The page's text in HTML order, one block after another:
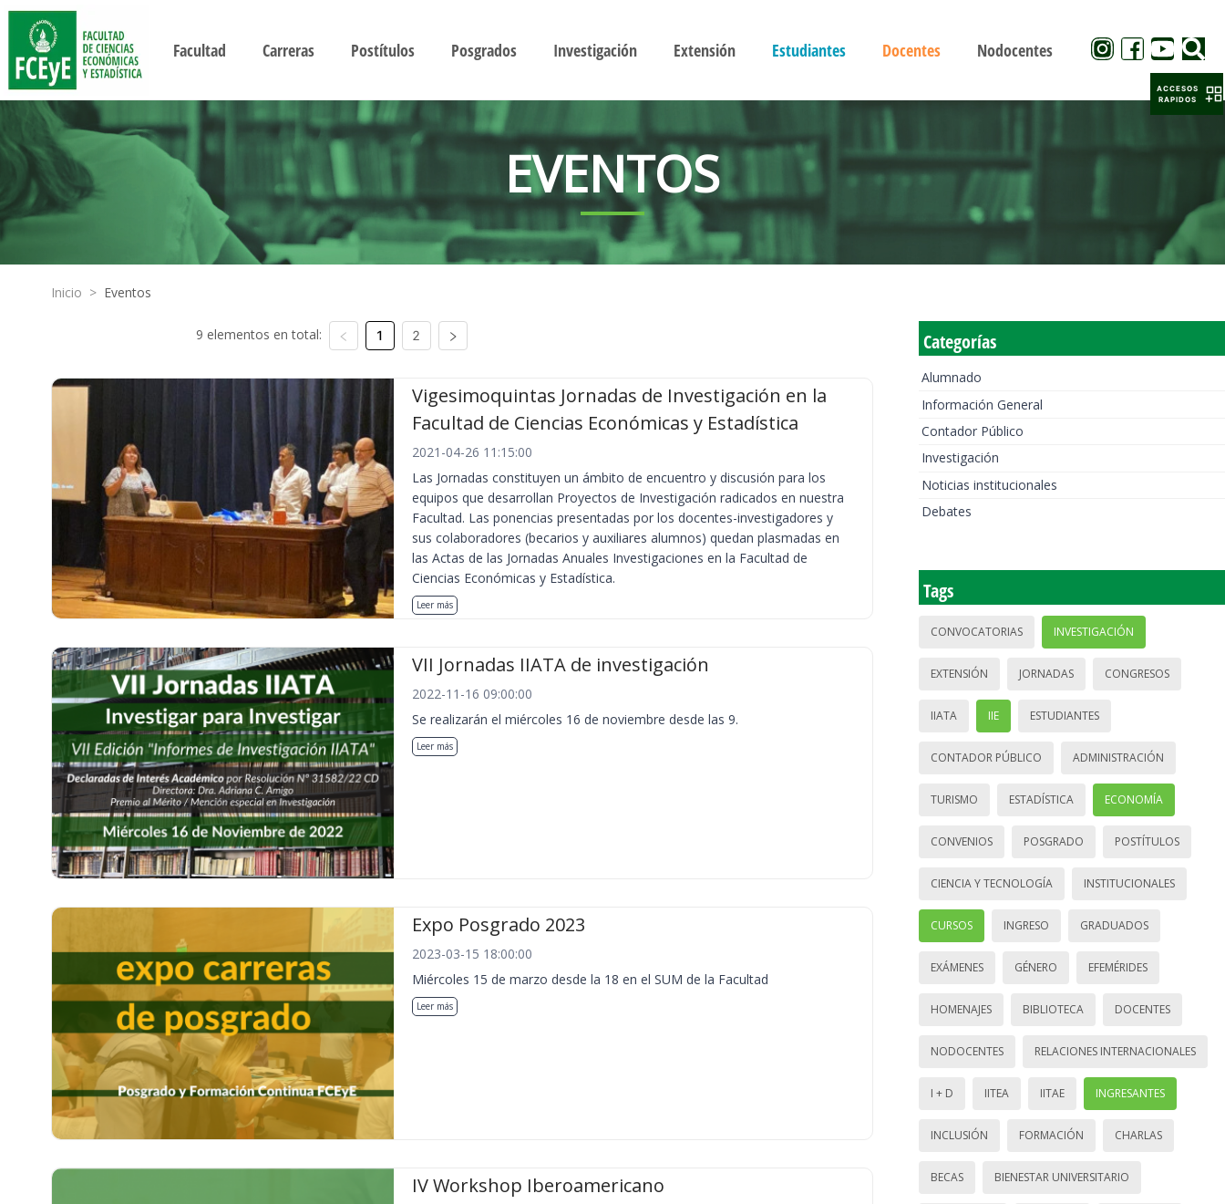
Facultad Carreras Postítulos Posgrados Investigación Extensión Estudiantes Docentes Nodocentes
EVENTOS
Inicio > Eventos
9 elementos en total: 1 2
Vigesimoquintas Jornadas de Investigación en la
Facultad de Ciencias Económicas y Estadística
2021-04-26 11:15:00
Las Jornadas constituyen un ámbito de encuentro y discusión para los
equipos que desarrollan Proyectos de Investigación radicados en nuestra
Facultad. Las ponencias presentadas por los docentes-investigadores y
sus colaboradores (becarios y auxiliares alumnos) quedan plasmadas en
las Actas de las Jornadas Anuales Investigaciones en la Facultad de
Ciencias Económicas y Estadística.
Leer más
VII Jornadas IIATA de investigación
2022-11-16 09:00:00
Se realizarán el miércoles 16 de noviembre desde las 9.
Leer más
Expo Posgrado 2023
2023-03-15 18:00:00
Miércoles 15 de marzo desde la 18 en el SUM de la Facultad
Leer más
IV Workshop Iberoamericano
Categorías
Alumnado
Información General
Contador Público
Investigación
Noticias institucionales
Debates
Tags
CONVOCATORIAS INVESTIGACIÓN
EXTENSIÓN JORNADAS CONGRESOS
IIATA IIE ESTUDIANTES
CONTADOR PÚBLICO ADMINISTRACIÓN
TURISMO ESTADÍSTICA ECONOMÍA
CONVENIOS POSGRADO POSTÍTULOS
CIENCIA Y TECNOLOGÍA INSTITUCIONALES
CURSOS INGRESO GRADUADOS
EXÁMENES GÉNERO EFEMÉRIDES
HOMENAJES BIBLIOTECA DOCENTES
NODOCENTES RELACIONES INTERNACIONALES
I + D IITEA IITAE INGRESANTES
INCLUSIÓN FORMACIÓN CHARLAS
BECAS BIENESTAR UNIVERSITARIO
ACCESOS
RAPIDOS